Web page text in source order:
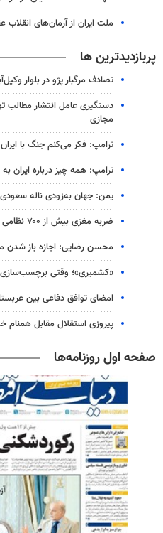
ملت ایران از آرمان‌های
پربازدیدترین ها
تصادف مرگبار پژو در بلوار
دستگیری عامل انتشار مطالب
مجازی
ترامپ: فکر می‌کنم جنگ با
ترامپ: همه چیز درباره ایران
یمن: جهان به‌زودی ناله
ضربه مغزی بیش از ۷۰۰ نظامی آمریکایی در حملات ایران
محسن رضایی: اجازه باز شدن
«کشمیری»؛ وقتی برچسب‌سازی
امضای توافق دفاعی بین
پیروزی استقلال مقابل همنام
صفحه اول روزنامه‌ها